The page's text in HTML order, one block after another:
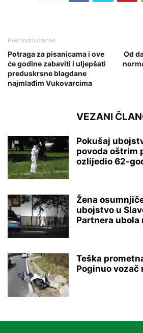
Prethodni članak
Potraga za pisanicama i ove
će godine zabaviti i uljepšati
preduskrsne blagdane
najmlađim Vukovarcima
Od
VEZANI
Pokušaj
povoda oštrim
ozlijedio 62-
Žena
ubojstvo u
Partnera ubola
Teška
Poginuo vozač